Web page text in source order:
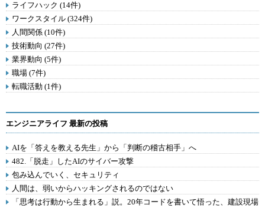
ライフハック (14件)
ワークスタイル (324件)
人間関係 (10件)
技術動向 (27件)
業界動向 (5件)
職場 (7件)
転職活動 (1件)
エンジニアライフ 最新の投稿
AIを「答えを教える先生」から「判断の稽古相手」へ
482.「脱走」したAIのサイバー攻撃
包み込んでいく、セキュリティ
人間は、弱いからハッキングされるのではない
「思考は行動から生まれる」説。20年コードを書いて悟った、建設現場